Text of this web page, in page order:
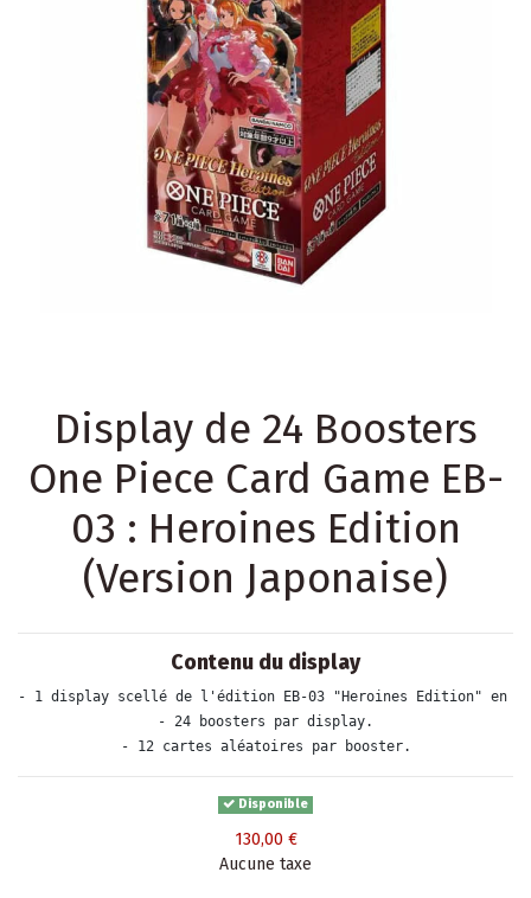
Display de 24 Boosters
One Piece Card Game EB-
03 : Heroines Edition
(Version Japonaise)
Contenu du display
- 1 display scellé de l'édition EB-03 "Heroines Edition" en
- 24 boosters par display.
- 12 cartes aléatoires par booster.
Disponible
130,00 €
Aucune taxe